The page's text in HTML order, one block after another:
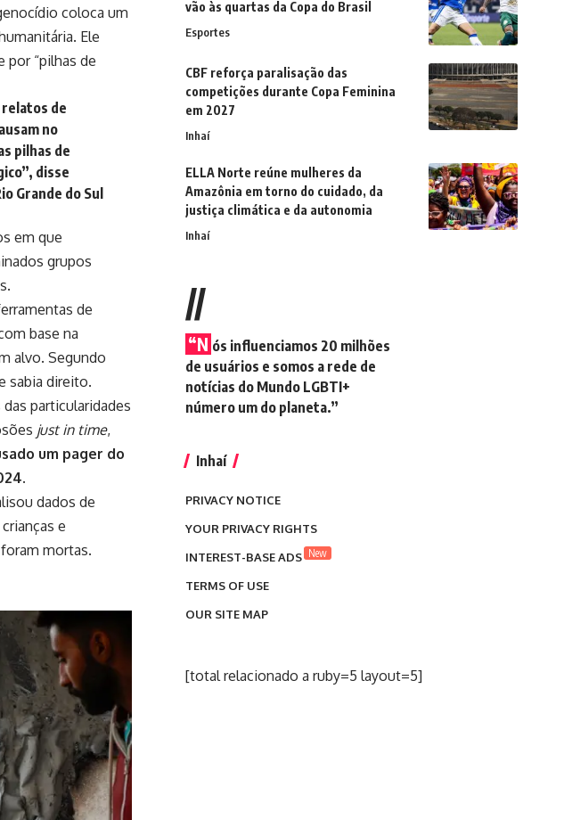
coloca um
. Ele
“pilhas de
relatos de
no
pilhas de
disse
Grande do Sul
em que
grupos
de
base na
alvo. Segundo
sabia direito.
particularidades
just in time,
um pager do
dados de
e
mortas.
vão às quartas da Copa do Brasil
Esportes
CBF reforça paralisação das
competições durante Copa Feminina
em 2027
Inhaí
ELLA Norte reúne mulheres da
Amazônia em torno do cuidado, da
justiça climática e da autonomia
Inhaí
//
“N ós influenciamos 20 milhões
de usuários e somos a rede de
notícias do Mundo LGBTI+
número um do planeta.”
Inhaí
PRIVACY NOTICE
YOUR PRIVACY RIGHTS
INTEREST-BASE ADS New
TERMS OF USE
OUR SITE MAP
[total relacionado a ruby=5 layout=5]